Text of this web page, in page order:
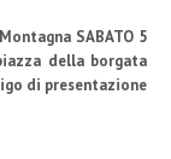
SABATO 5
della borgata
di presentazione